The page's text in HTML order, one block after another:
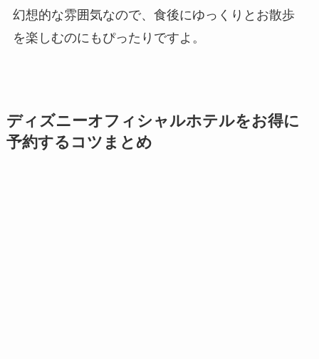
幻想的な雰囲気なので、食後にゆっくりとお散歩
を楽しむのにもぴったりですよ。
ディズニーオフィシャルホテルをお得に
予約するコツまとめ